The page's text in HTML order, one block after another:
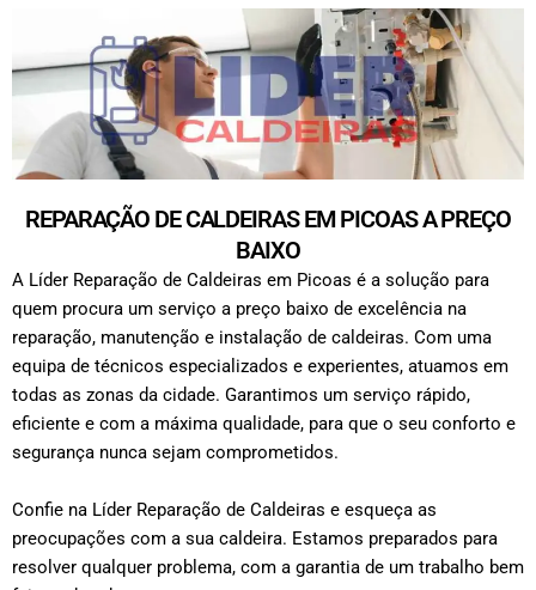
REPARAÇÃO DE CALDEIRAS EM PICOAS A PREÇO
BAIXO
A Líder Reparação de Caldeiras em Picoas é a solução para
quem procura um serviço a preço baixo de excelência na
reparação, manutenção e instalação de caldeiras. Com uma
equipa de técnicos especializados e experientes, atuamos em
todas as zonas da cidade. Garantimos um serviço rápido,
eficiente e com a máxima qualidade, para que o seu conforto e
segurança nunca sejam comprometidos.
Confie na Líder Reparação de Caldeiras e esqueça as
preocupações com a sua caldeira. Estamos preparados para
resolver qualquer problema, com a garantia de um trabalho bem